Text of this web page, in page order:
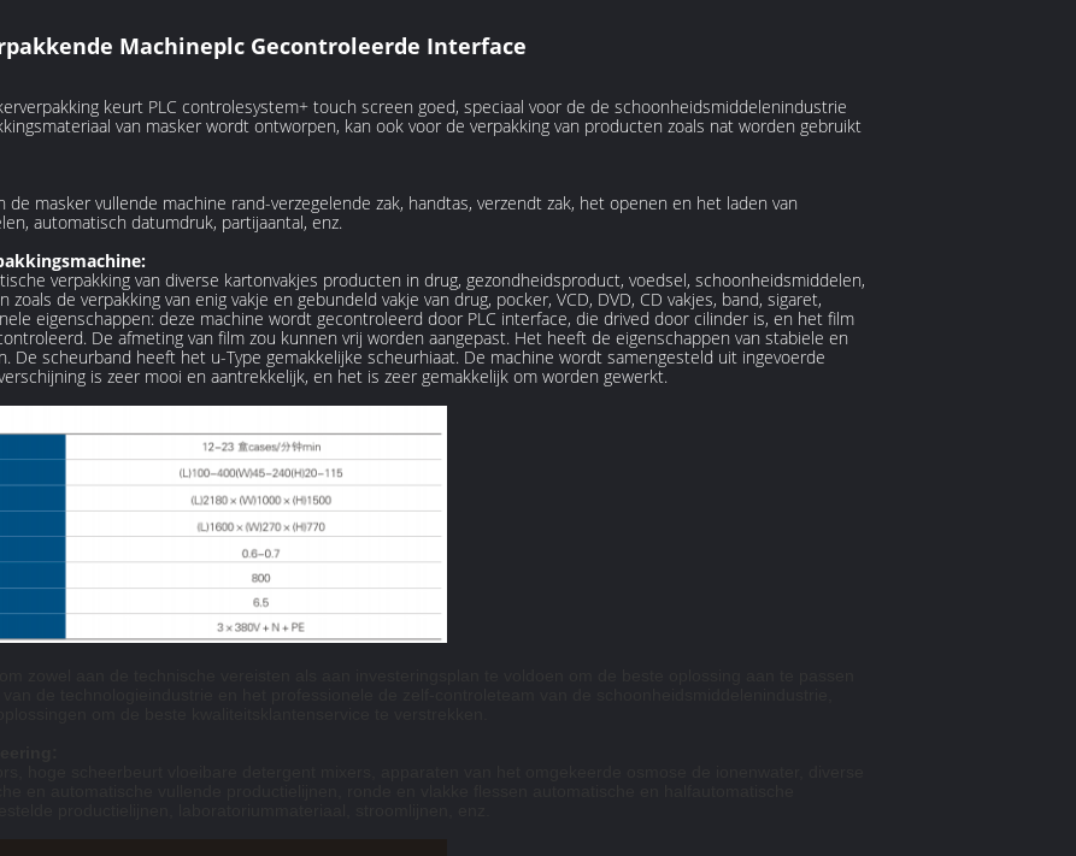
Machineplc Gecontroleerde Interface
keurt PLC controlesystem+ touch screen goed, speciaal voor de de schoonheidsmiddelenindustrie
van masker wordt ontworpen, kan ook voor de verpakking van producten zoals nat worden gebruikt
masker vullende machine rand-verzegelende zak, handtas, verzendt zak, het openen en het laden van
automatisch datumdruk, partijaantal, enz.
verpakking van diverse kartonvakjes producten in drug, gezondheidsproduct, voedsel, schoonheidsmiddelen,
de verpakking van enig vakje en gebundeld vakje van drug, pocker, VCD, DVD, CD vakjes, band, sigaret,
eigenschappen: deze machine wordt gecontroleerd door PLC interface, die drived door cilinder is, en het film
De afmeting van film zou kunnen vrij worden aangepast. Het heeft de eigenschappen van stabiele en
De scheurband heeft het u-Type gemakkelijke scheurhiaat. De machine wordt samengesteld uit ingevoerde
is zeer mooi en aantrekkelijk, en het is zeer gemakkelijk om worden gewerkt.